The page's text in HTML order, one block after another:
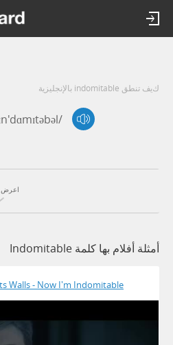
كيف تنطق indomitable بالإنجليزية
اعرض
أمثلة أفلام بها كلمة Indomitable
Walls - Now I'm Indomitable